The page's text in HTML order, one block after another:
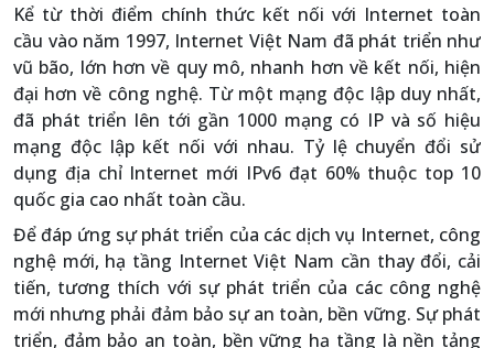
Kể từ thời điểm chính thức kết nối với Internet toàn
cầu vào năm 1997, Internet Việt Nam đã phát triển như
vũ bão, lớn hơn về quy mô, nhanh hơn về kết nối, hiện
đại hơn về công nghệ. Từ một mạng độc lập duy nhất,
đã phát triển lên tới gần 1000 mạng có IP và số hiệu
mạng độc lập kết nối với nhau. Tỷ lệ chuyển đổi sử
dụng địa chỉ Internet mới IPv6 đạt 60% thuộc top 10
quốc gia cao nhất toàn cầu.
Để đáp ứng sự phát triển của các dịch vụ Internet, công
nghệ mới, hạ tầng Internet Việt Nam cần thay đổi, cải
tiến, tương thích với sự phát triển của các công nghệ
mới nhưng phải đảm bảo sự an toàn, bền vững. Sự phát
triển, đảm bảo an toàn, bền vững hạ tầng là nền tảng